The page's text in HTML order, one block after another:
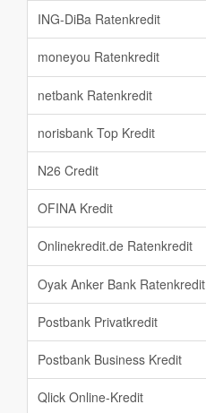
ING-DiBa Ratenkredit
moneyou Ratenkredit
netbank Ratenkredit
norisbank Top Kredit
N26 Credit
OFINA Kredit
Onlinekredit.de Ratenkredit
Oyak Anker Bank Ratenkredit
Postbank Privatkredit
Postbank Business Kredit
Qlick Online-Kredit